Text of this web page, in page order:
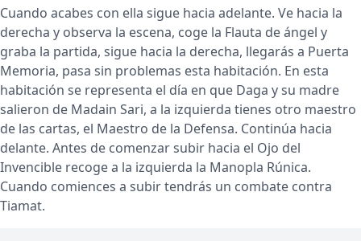
Cuando acabes con ella sigue hacia adelante. Ve hacia la
derecha y observa la escena, coge la Flauta de ángel y
graba la partida, sigue hacia la derecha, llegarás a Puerta
Memoria, pasa sin problemas esta habitación. En esta
habitación se representa el día en que Daga y su madre
salieron de Madain Sari, a la izquierda tienes otro maestro
de las cartas, el Maestro de la Defensa. Continúa hacia
delante. Antes de comenzar subir hacia el Ojo del
Invencible recoge a la izquierda la Manopla Rúnica.
Cuando comiences a subir tendrás un combate contra
Tiamat.